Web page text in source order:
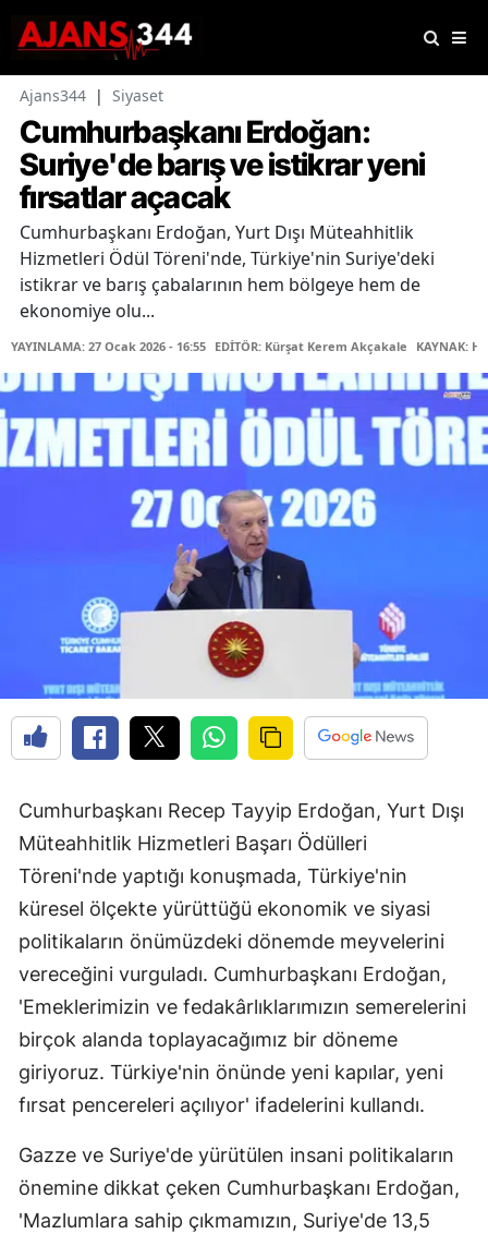
Ajans344 | Siyaset
Cumhurbaşkanı Erdoğan:
Suriye'de barış ve istikrar yeni
fırsatlar açacak
Cumhurbaşkanı Erdoğan, Yurt Dışı Müteahhitlik
Hizmetleri Ödül Töreni'nde, Türkiye'nin Suriye'deki
istikrar ve barış çabalarının hem bölgeye hem de
ekonomiye olu...
YAYINLAMA: 27 Ocak 2026 - 16:55 EDİTÖR: Kürşat Kerem Akçakale KAYNAK:
Cumhurbaşkanı Recep Tayyip Erdoğan, Yurt Dışı
Müteahhitlik Hizmetleri Başarı Ödülleri
Töreni'nde yaptığı konuşmada, Türkiye'nin
küresel ölçekte yürüttüğü ekonomik ve siyasi
politikaların önümüzdeki dönemde meyvelerini
vereceğini vurguladı. Cumhurbaşkanı Erdoğan,
'Emeklerimizin ve fedakârlıklarımızın semerelerini
birçok alanda toplayacağımız bir döneme
giriyoruz. Türkiye'nin önünde yeni kapılar, yeni
fırsat pencereleri açılıyor' ifadelerini kullandı.
Gazze ve Suriye'de yürütülen insani politikaların
önemine dikkat çeken Cumhurbaşkanı Erdoğan,
'Mazlumlara sahip çıkmamızın, Suriye'de 13,5